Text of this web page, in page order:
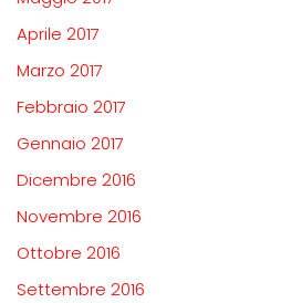
Aprile 2017
Marzo 2017
Febbraio 2017
Gennaio 2017
Dicembre 2016
Novembre 2016
Ottobre 2016
Settembre 2016